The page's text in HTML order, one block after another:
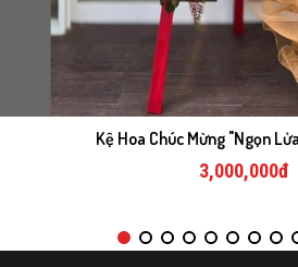
Kệ Hoa Chúc Mừng "Ngọn
3,000,000đ